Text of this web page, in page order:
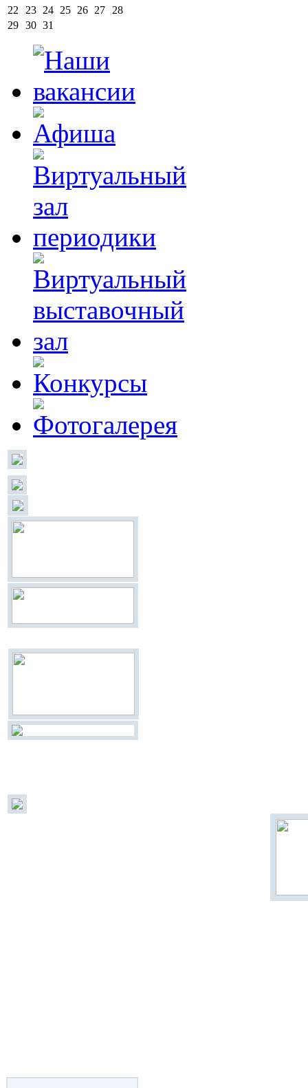
22
23 24 25 26 27
28
29 30 31